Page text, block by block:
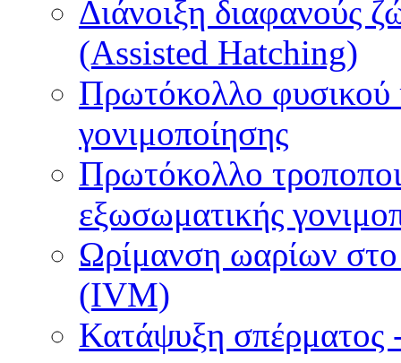
Διάνοιξη διαφανούς
(Assisted Hatching)
Πρωτόκολλο φυσικού
γονιμοποίησης
Πρωτόκολλο
εξωσωματικής
Ωρίμανση ωαρίων
(IVM)
Κατάψυξη σπέρματος